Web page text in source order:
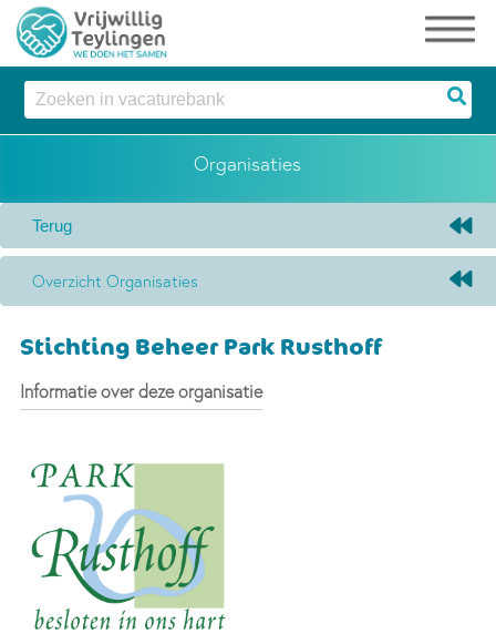
Organisaties
Overzicht Organisaties
Stichting Beheer Park Rusthoff
Informatie over deze organisatie